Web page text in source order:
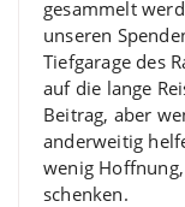
gesammelt
unseren
Tiefgarage des
auf die lange
Beitrag, aber
anderweitig
wenig
schenken.